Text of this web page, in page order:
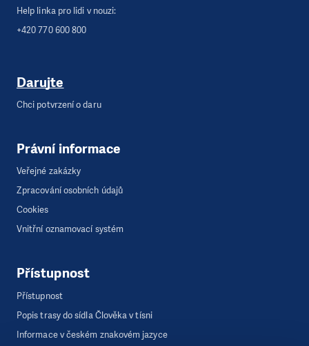
Help linka pro lidi v nouzi:
+420 770 600 800
Darujte
Chci potvrzení o daru
Právní informace
Veřejné zakázky
Zpracování osobních údajů
Cookies
Vnitřní oznamovací systém
Přístupnost
Přístupnost
Popis trasy do sídla Člověka v tísni
Informace v českém znakovém jazyce